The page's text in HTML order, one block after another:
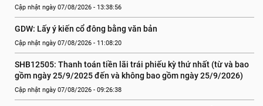
Cập nhật ngày 07/08/2026 - 13:38:56
GDW: Lấy ý kiến cổ đông bằng văn bản
Cập nhật ngày 07/08/2026 - 11:08:20
SHB12505: Thanh toán tiền lãi trái phiếu kỳ thứ nhất (từ và bao
gồm ngày 25/9/2025 đến và không bao gồm ngày 25/9/2026)
Cập nhật ngày 07/08/2026 - 09:26:38